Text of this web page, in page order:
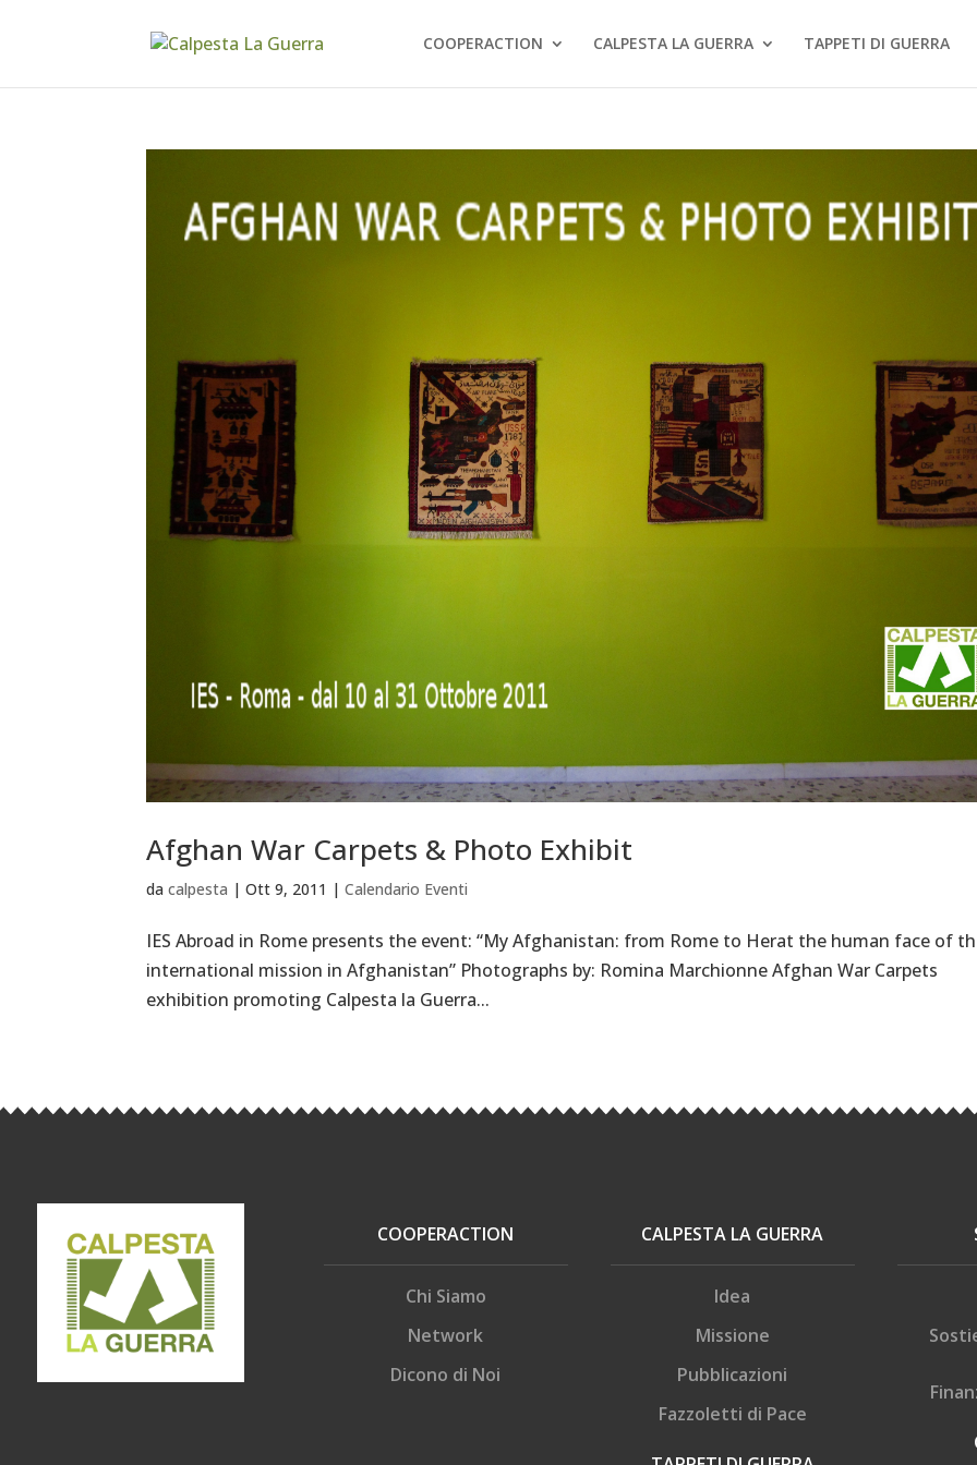
COOPERACTION CALPESTA LA GUERRA TAPPETI DI GUERRA
Afghan War Carpets & Photo Exhibit
dacalpesta |Ott 9, 2011 |Calendario Eventi
IES Abroad in Rome presents the event: “My Afghanistan: from Rome to Herat the human face of
international mission in Afghanistan” Photographs by: Romina Marchionne Afghan War Carpets
exhibition promoting Calpesta la Guerra...
COOPERACTION
Chi Siamo
Network
Dicono di Noi
CALPESTA LA GUERRA
Idea
Missione
Pubblicazioni
Fazzoletti di Pace